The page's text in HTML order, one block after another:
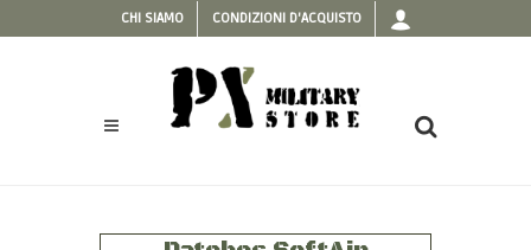
CHI SIAMO CONDIZIONI D'ACQUISTO